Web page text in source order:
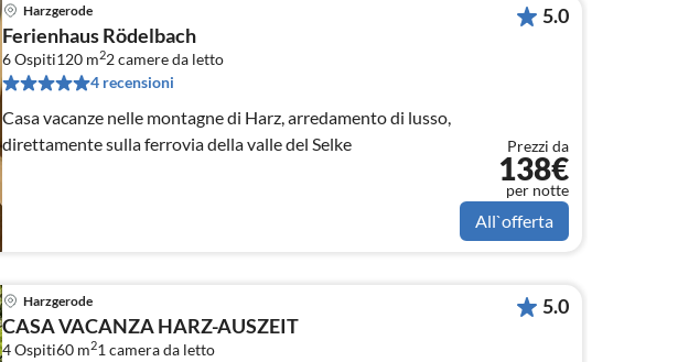
Harzgerode
Ferienhaus Rödelbach
6 Ospiti120 m22camere da letto
4 recensioni
Casa vacanze nelle montagne di Harz, arredamento di lusso,
direttamente sulla ferrovia della valle del Selke
5.0
Prezzi da
138€
per notte
All`offerta
Harzgerode
CASA VACANZA HARZ-AUSZEIT
4 Ospiti60 m21 camera da letto
5.0